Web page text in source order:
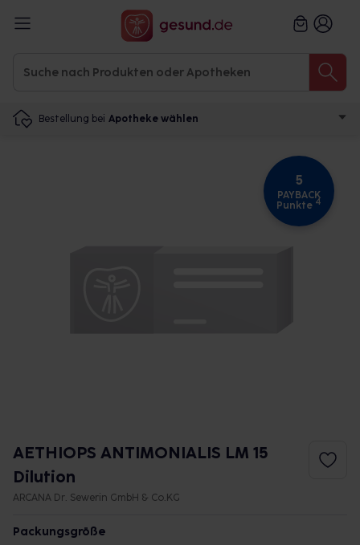
Bestellung bei Apotheke wählen
5
PAYBACK
Punkte 4
AETHIOPS ANTIMONIALIS LM 15
Dilution
ARCANA Dr. Sewerin GmbH & Co.KG
Packungsgröße